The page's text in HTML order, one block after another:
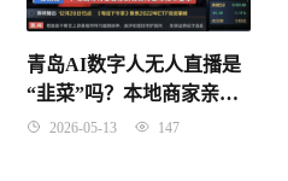
青岛AI数字人无人直播是
“韭菜”吗？本地商家亲
测：24小时自动卖货，省
2026-05-13 147